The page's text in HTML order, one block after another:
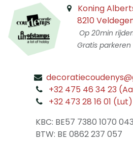
Koning
8210
Op 20min
Gratis parkeren
+32 475 46 34 23
+32 473 28 16 01 (Lut)
KBC: BE57 7380 1070
​ BTW: BE 0862 237 057